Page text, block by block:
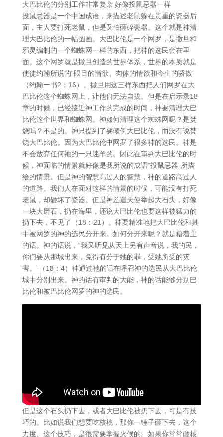
大巴比伦的分别工作非常复杂 好像投鼠忌器一样
投鼠忌器是一个中国成语，来描述老鼠躲在贵重的瓷器后
面，主人要打死老鼠，但是又怕砸碎瓷器。这个就是神清
理大巴比伦的一幅图画。大巴比伦是一个网罗，是撒旦和
邪灵编制的一个蜘蛛网一样的东西，把神的选民套在里
面。这个网罗就是撒旦创造的世界体系，世界的本质就是
使徒约翰所说的“眼目的情欲、肉体的情欲和今生的骄傲”
（约翰一书2：16）。撒旦用这三样东西把人们网罗在大
巴比伦这个蜘蛛网上，让他们无法自拔。但是在启示录18
章的时候，已经接近神工作的完成的时间，神要清理大巴
比伦这个世界和蜘蛛网。神如何清理这个蜘蛛网呢？是焚
烧吗？不是的。神只提到了要倾倒大巴比伦，而没有说焚
烧大巴比伦。因为大巴比伦中网罗了很多神的选民。神是
不会放弃任何祂的一只迷羊的。因此在审判大巴比伦的时
候，神面临的情景就好像是我所说的成语“投鼠忌器”所描
绘的情景。但是神的智慧高过人的智慧，神的道路高过人
的道路。我们人在面对这样的情景的时候，可能没有打死
老鼠，却砸坏了瓷器。但是神差遣天使举起大石头，好像
一块大磨石，扔在海里，还说大巴比伦也要这样被猛力的
扔下去，不见了（18：21）。神要精准地把大巴比伦和其
中被网罗的神的选民分开来。如何分开来呢？就是藉着主
的话。神的话说，“我又听见从天上另有声音说，我的民，
你们要从那城出来，免得有分于她的罪，受她所受的灾
害。”（18：4）神通过祂的话在呼召神的选民从大巴比伦
城中分别出来。神的话有审判的大能，神的话能够分别巴
比伦和被巴比伦网罗的神的选民。
但是这个石头扔下去，或者大巴比伦被扔下去，可是有技
巧的。比如说我们想要吃核桃，那你一锤子砸下去，这个
力度、这个技巧，是很需要掌握火候的。如果你常常砸核